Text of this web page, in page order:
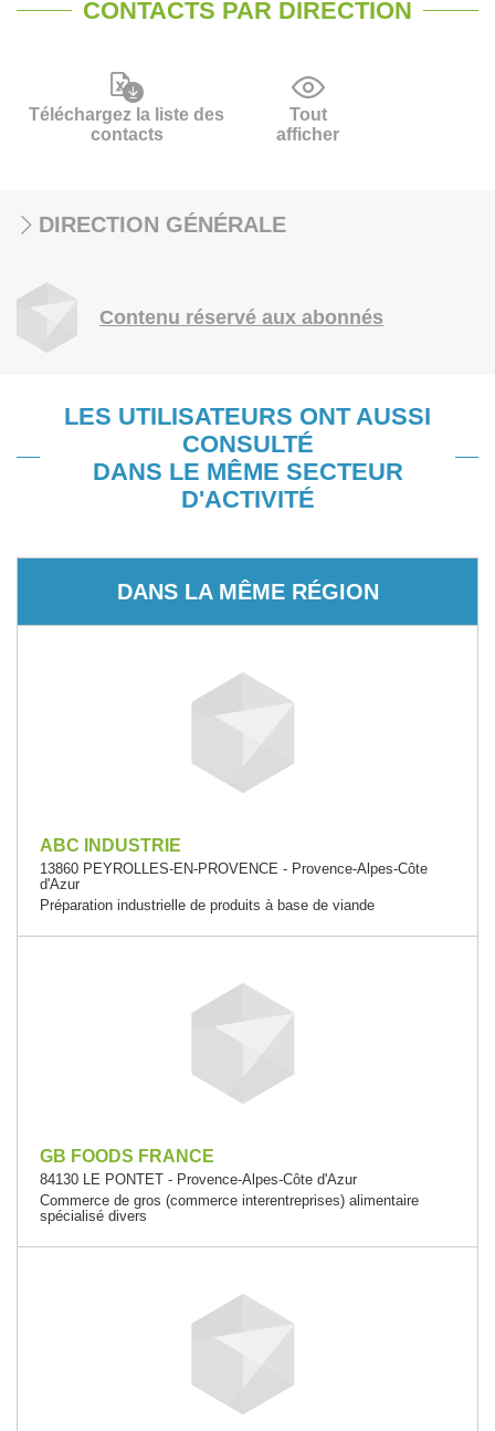
CONTACTS PAR DIRECTION
Téléchargez la liste des
contacts
Tout
afficher
DIRECTION GÉNÉRALE
Contenu réservé aux abonnés
LES UTILISATEURS ONT AUSSI
CONSULTÉ
DANS LE MÊME SECTEUR
D'ACTIVITÉ
DANS LA MÊME RÉGION
ABC INDUSTRIE
13860 PEYROLLES-EN-PROVENCE - Provence-Alpes-Côte
d'Azur
Préparation industrielle de produits à base de viande
GB FOODS FRANCE
84130 LE PONTET - Provence-Alpes-Côte d'Azur
Commerce de gros (commerce interentreprises) alimentaire
spécialisé divers